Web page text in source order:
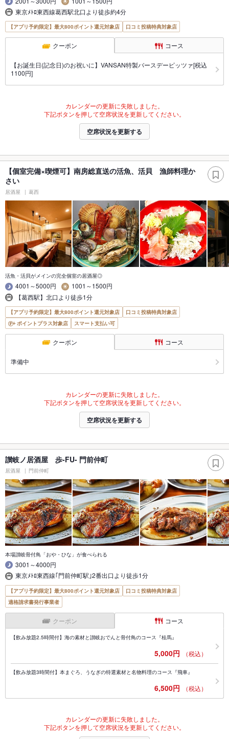
東京ﾒﾄﾛ東西線葛西駅北口より徒歩約4分
【アプリ予約限定】最大800ポイント還元対象店 口コミ投稿特典対象店
クーポン コース
【お誕生日(記念日)のお祝いに】VANSAN特製バースデーピッツァ[税込
1100円]
カレンダーの更新に失敗しました。
下記ボタンを押して空席状況を更新してください。
空席状況を更新する
【個室完備×喫煙可】南房総直送の活魚、活貝 漁師料理か
さい
居酒屋 葛西
活魚・活貝がメインの完全個室の居酒屋◎
4001～5000円
1001～1500円
【葛西駅】北口より徒歩1分
【アプリ予約限定】最大800ポイント還元対象店
口コミ投稿特典対象店
ポイントプラス対象店
スマート支払い可
クーポン コース
準備中
カレンダーの更新に失敗しました。
下記ボタンを押して空席状況を更新してください。
空席状況を更新する
讃岐ノ居酒屋 歩-FU- 門前仲町
居酒屋 門前仲町
本場讃岐骨付鳥「おや・ひな」が食べられる
3001～4000円
東京ﾒﾄﾛ東西線｢門前仲町駅｣2番出口より徒歩1分
【アプリ予約限定】最大800ポイント還元対象店
口コミ投稿特典対象店
適格請求書発行事業者
クーポン コース
【飲み放題2.5時間付】海の素材と讃岐おでんと骨付鳥のコース『桂馬』
5,000円 （税込）
【飲み放題3時間付】本まぐろ、うなぎの特選素材と名物料理のコース『飛車』
6,500円 （税込）
カレンダーの更新に失敗しました。
下記ボタンを押して空席状況を更新してください。